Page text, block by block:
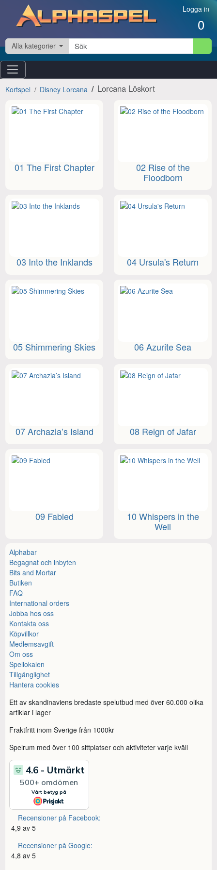
Hoppa till innehåll Logga in
0
Alla kategorier
Kortspel Disney Lorcana Lorcana Löskort
01 The First Chapter
02 Rise of the
Floodborn
03 Into the Inklands 04 Ursula's Return
05 Shimmering Skies 06 Azurite Sea
07 Archazia’s Island 08 Reign of Jafar
09 Fabled
10 Whispers in the
Well
Alphabar
Begagnat och inbyten
Bits and Mortar
Butiken
FAQ
International orders
Jobba hos oss
Kontakta oss
Köpvillkor
Medlemsavgift
Om oss
Spellokalen
Tillgänglighet
Hantera cookies
Ett av skandinaviens bredaste spelutbud med över 60.000 olika
artiklar i lager
Fraktfritt inom Sverige från 1000kr
Spelrum med över 100 sittplatser och aktiviteter varje kväll
Recensioner på Facebook:
4,9 av 5
Recensioner på Google:
4,8 av 5